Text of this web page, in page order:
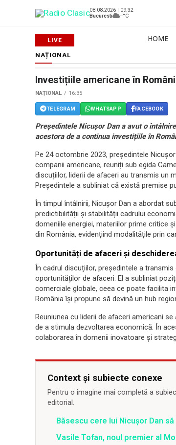
08.08.2026 | 09:32
Bucuresti
--°C
HOME
NAȚIONAL
Investițiile americane în
NAȚIONAL 16:35
TELEGRAM WHATSAPP FACEBOOK
Președintele Nicușor Dan a avut o
acestora de a continua investițiile în
Pe 24 octombrie 2023, președintele
companii americane, reuniți sub egida
discuțiilor, liderii de afaceri au transmis un
Președintele a subliniat că există premise
În timpul întâlnirii, Nicușor Dan a abordat
predictibilității și stabilității cadrului
domeniile energiei, materiilor prime critice
din România, evidențiind modalitățile prin
Oportunități de afaceri și
În cadrul discuțiilor, președintele a
oportunităților de afaceri. El a subliniat
comerciale globale, ceea ce poate facilita
România își propune să devină un hub
Reuniunea cu liderii de afaceri americani
de a stimula dezvoltarea economică. În
colaborarea în domenii inovatoare și
Context și subiecte conexe
Pentru o imagine mai completă a
editorial.
Băsescu cere lui Nicușor Dan
Vasile Tofan, noul premier al